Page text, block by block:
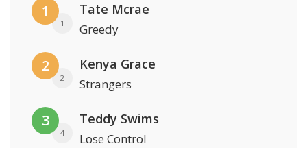
1
1
Tate Mcrae
Greedy
2
2
Kenya Grace
Strangers
3
4
Teddy Swims
Lose Control